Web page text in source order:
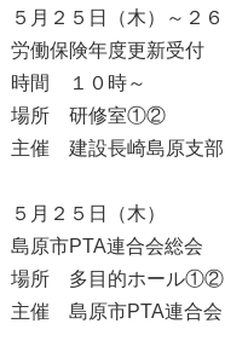
５月２５日（木）～２
労働保険年度更新受付
時間 １０時～
場所 研修室①②
主催 建設長崎島原支部
５月２５日（木）
島原市PTA連合会総会
場所 多目的ホール①②
主催 島原市PTA連合会